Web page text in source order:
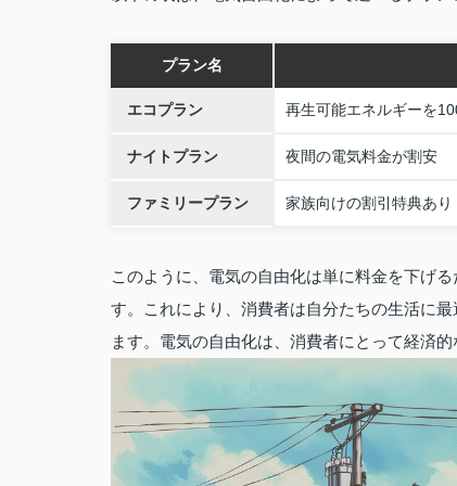
プラン名
エコプラン 再生可能エネルギーを
ナイトプラン 夜間の電気料金が割安
ファミリープラン 家族向けの割引特典あり
このように、電気の自由化は単に料金を下げ
す。これにより、消費者は自分たちの生活に
ます。電気の自由化は、消費者にとって経済